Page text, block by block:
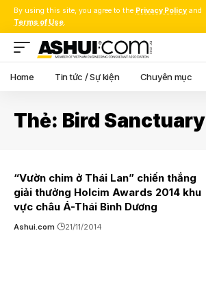
By using this site, you agree to the Privacy Policy and
Terms of Use.
Home Tin tức / Sự kiện Chuyên mục
Thẻ: Bird Sanctuary
“Vườn chim ở Thái Lan” chiến thắng
giải thưởng Holcim Awards 2014 khu
vực châu Á-Thái Bình Dương
Ashui.com 21/11/2014